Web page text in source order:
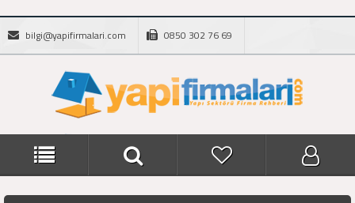
bilgi@yapifirmalari.com 0850 302 76 69